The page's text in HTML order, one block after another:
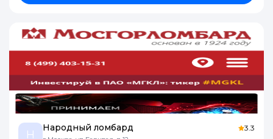
Н
Народный ломбард 3.3